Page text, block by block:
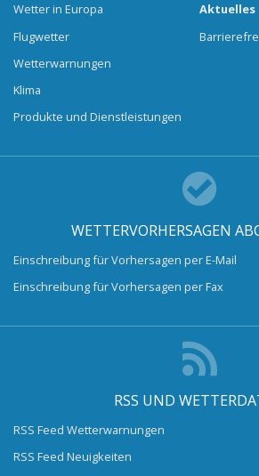
Wetter in Europa
Flugwetter
Wetterwarnungen
Klima
Produkte und Dienstleistungen
Aktuelles
WETTERVORHERSAGEN
Einschreibung für Vorhersagen per E-Mail
Einschreibung für Vorhersagen per Fax
RSS UND
RSS Feed Wetterwarnungen
RSS Feed Neuigkeiten